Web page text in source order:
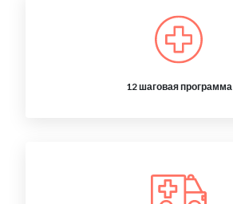
12 шаговая программа